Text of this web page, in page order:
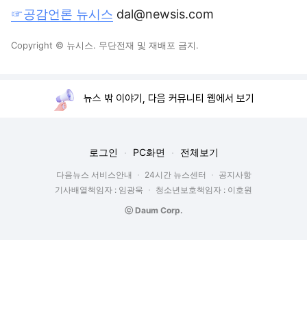
☞공감언론 뉴시스 dal@newsis.com
Copyright © 뉴시스. 무단전재 및 재배포 금지.
뉴스 밖 이야기, 다음 커뮤니티 웹에서 보기
로그인 PC화면 전체보기
다음뉴스 서비스안내 24시간 뉴스센터
공지사항
기사배열책임자 : 임광욱
청소년보호책임자 : 이호원
ⓒ Daum Corp.